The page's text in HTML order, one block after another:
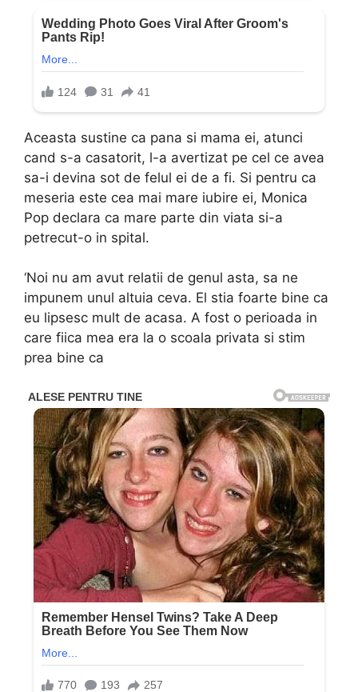
Aceasta sustine ca pana si mama ei, atunci
cand s-a casatorit, l-a avertizat pe cel ce avea
sa-i devina sot de felul ei de a fi. Si pentru ca
meseria este cea mai mare iubire ei, Monica
Pop declara ca mare parte din viata si-a
petrecut-o in spital.
‘Noi nu am avut relatii de genul asta, sa ne
impunem unul altuia ceva. El stia foarte bine ca
eu lipsesc mult de acasa. A fost o perioada in
care fiica mea era la o scoala privata si stim
prea bine ca